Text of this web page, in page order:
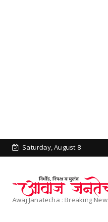
Saturday, August 8
Awaj Janatecha : Breaking